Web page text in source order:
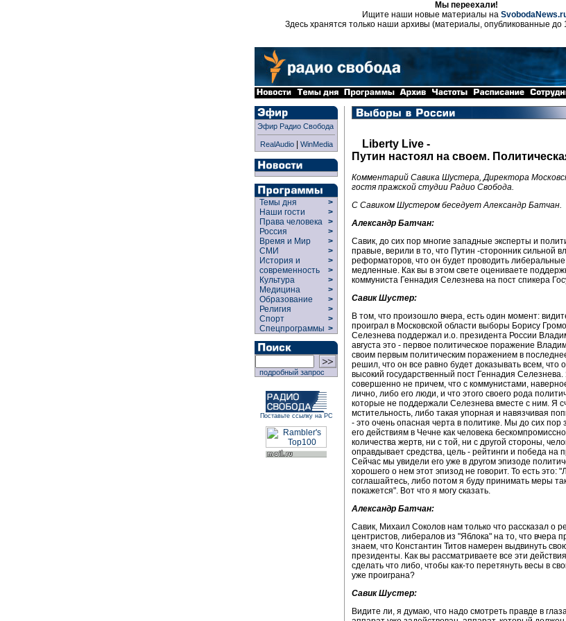
Мы переехали!
Ищите наши новые материалы на
Здесь хранятся только наши архивы (материалы, опубликованные до
Эфир Радио Свобода
RealAudio| WinMedia
Темы дня
>
Наши гости
>
Права человека >
Россия
>
Время и Мир
>
СМИ
>
История и
современность
>
>
Культура
>
Медицина
>
Образование
>
Религия
>
Спорт
>
Спецпрограммы >
подробный запрос
Поставьте ссылку на РС
Liberty Live -
Путин настоял на своем.
Комментарий Савика Шустера, Директора
гостя пражской студии Радио Свобода.
С Савиком Шустером беседует Александр Батчан.
Александр Батчан:
Савик, до сих пор многие западные эксперты и
правые, верили в то, что Путин -сторонник сильной
реформаторов, что он будет проводить
медленные. Как вы в этом свете оцениваете
коммуниста Геннадия Селезнева на пост спикера
Савик Шустер:
В том, что произошло вчера, есть один момент:
проиграл в Московской области выборы Борису
Селезнева поддержал и.о. президента России
августа это - первое политическое поражение
своим первым политическим поражением в
решил, что он все равно будет доказывать всем, что
высокий государственный пост Геннадия
совершенно не причем, что с коммунистами,
лично, либо его люди, и что этого своего рода
которые не поддержали Селезнева вместе с ним. Я
мстительность, либо такая упорная и навязчивая
- это очень опасная черта в политике. Мы до сих
его действиям в Чечне как человека
количества жертв, ни с той, ни с другой стороны,
оправдывает средства, цель - рейтинги и победа на
Сейчас мы увидели его уже в другом эпизоде
хорошего о нем этот эпизод не говорит. То есть это:
соглашайтесь, либо потом я буду принимать меры
покажется". Вот что я могу сказать.
Александр Батчан:
Савик, Михаил Соколов нам только что рассказал о
центристов, либералов из "Яблока" на то, что вчера
знаем, что Константин Титов намерен выдвинуть
президенты. Как вы рассматриваете все эти
сделать что либо, чтобы как-то перетянуть весы в
уже проиграна?
Савик Шустер:
Видите ли, я думаю, что надо смотреть правде в